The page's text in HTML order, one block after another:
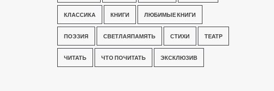
КЛАССИКА КНИГИ ЛЮБИМЫЕ КНИГИ
ПОЭЗИЯ СВЕТЛАЯПАМЯТЬ СТИХИ ТЕАТР
ЧИТАТЬ ЧТО ПОЧИТАТЬ ЭКСКЛЮЗИВ